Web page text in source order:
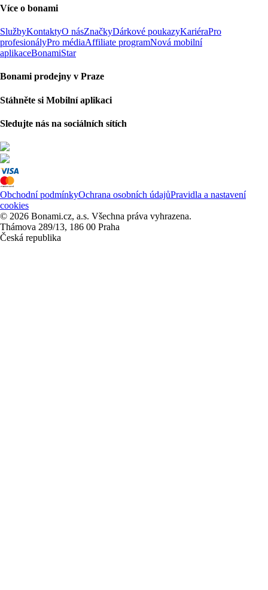
Více o bonami
SlužbyKontaktyO násZnačkyDárkové poukazyKariéraPro
profesionályPro médiaAffiliate programNová mobilní
aplikaceBonamiStar
Bonami prodejny v Praze
Stáhněte si Mobilní aplikaci
Sledujte nás na sociálních sítích
Obchodní podmínkyOchrana osobních údajůPravidla a nastavení
cookies
© 2026 Bonami.cz, a.s. Všechna práva vyhrazena.
Thámova 289/13, 186 00 Praha
Česká republika